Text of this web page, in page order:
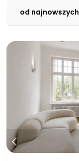
od najnowszych